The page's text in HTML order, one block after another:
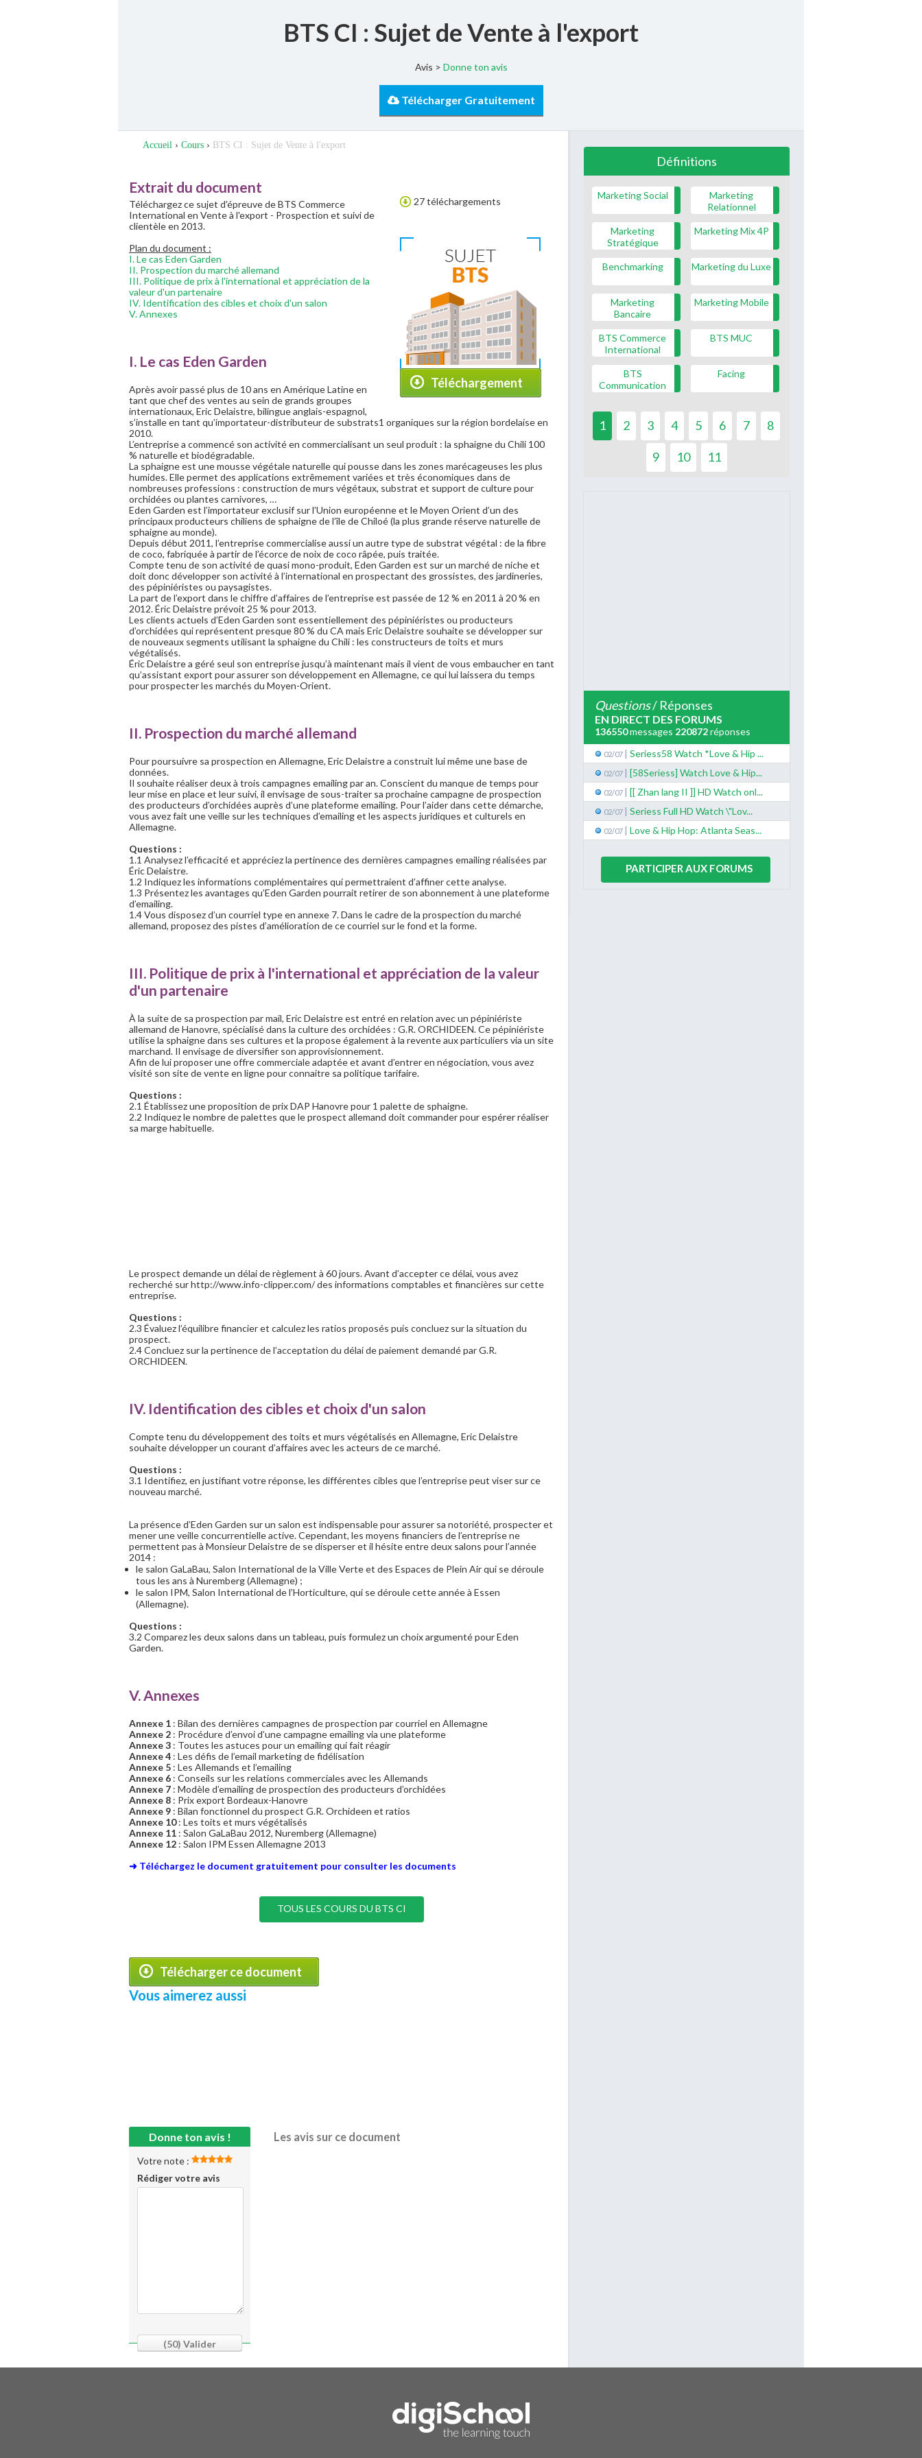
BTS CI : Sujet de Vente à l'export
Avis > Donne ton avis
Télécharger Gratuitement
Accueil › Cours › BTS CI : Sujet de Vente à l'export
Téléchargement
27 téléchargements
Extrait du document
Téléchargez ce sujet d'épreuve de BTS Commerce
International en Vente à l'export - Prospection et suivi de
clientèle en 2013.
Plan du document :
I. Le cas Eden Garden
II. Prospection du marché allemand
III. Politique de prix à l'international et appréciation de la
valeur d'un partenaire
IV. Identification des cibles et choix d'un salon
V. Annexes
I. Le cas Eden Garden
Après avoir passé plus de 10 ans en Amérique Latine en
tant que chef des ventes au sein de grands groupes
internationaux, Eric Delaistre, bilingue anglais-espagnol,
s’installe en tant qu’importateur-distributeur de substrats1 organiques sur la région bordelaise en
2010.
L’entreprise a commencé son activité en commercialisant un seul produit : la sphaigne du Chili 100
% naturelle et biodégradable.
La sphaigne est une mousse végétale naturelle qui pousse dans les zones marécageuses les plus
humides. Elle permet des applications extrêmement variées et très économiques dans de
nombreuses professions : construction de murs végétaux, substrat et support de culture pour
orchidées ou plantes carnivores, …
Eden Garden est l’importateur exclusif sur l’Union européenne et le Moyen Orient d’un des
principaux producteurs chiliens de sphaigne de l’île de Chiloé (la plus grande réserve naturelle de
sphaigne au monde).
Depuis début 2011, l’entreprise commercialise aussi un autre type de substrat végétal : de la fibre
de coco, fabriquée à partir de l’écorce de noix de coco râpée, puis traitée.
Compte tenu de son activité de quasi mono-produit, Eden Garden est sur un marché de niche et
doit donc développer son activité à l’international en prospectant des grossistes, des jardineries,
des pépiniéristes ou paysagistes.
La part de l’export dans le chiffre d’affaires de l’entreprise est passée de 12 % en 2011 à 20 % en
2012. Éric Delaistre prévoit 25 % pour 2013.
Les clients actuels d’Eden Garden sont essentiellement des pépiniéristes ou producteurs
d’orchidées qui représentent presque 80 % du CA mais Eric Delaistre souhaite se développer sur
de nouveaux segments utilisant la sphaigne du Chili : les constructeurs de toits et murs
végétalisés.
Éric Delaistre a géré seul son entreprise jusqu’à maintenant mais il vient de vous embaucher en tant
qu’assistant export pour assurer son développement en Allemagne, ce qui lui laissera du temps
pour prospecter les marchés du Moyen-Orient.
II. Prospection du marché allemand
Pour poursuivre sa prospection en Allemagne, Eric Delaistre a construit lui même une base de
données.
Il souhaite réaliser deux à trois campagnes emailing par an. Conscient du manque de temps pour
leur mise en place et leur suivi, il envisage de sous-traiter sa prochaine campagne de prospection
des producteurs d’orchidées auprès d’une plateforme emailing. Pour l’aider dans cette démarche,
vous avez fait une veille sur les techniques d’emailing et les aspects juridiques et culturels en
Allemagne.
Questions :
1.1 Analysez l’efficacité et appréciez la pertinence des dernières campagnes emailing réalisées par
Éric Delaistre.
1.2 Indiquez les informations complémentaires qui permettraient d’affiner cette analyse.
1.3 Présentez les avantages qu’Eden Garden pourrait retirer de son abonnement à une plateforme
d’emailing.
1.4 Vous disposez d’un courriel type en annexe 7. Dans le cadre de la prospection du marché
allemand, proposez des pistes d’amélioration de ce courriel sur le fond et la forme.
III. Politique de prix à l'international et appréciation de la valeur
d'un partenaire
À la suite de sa prospection par mail, Eric Delaistre est entré en relation avec un pépiniériste
allemand de Hanovre, spécialisé dans la culture des orchidées : G.R. ORCHIDEEN. Ce pépiniériste
utilise la sphaigne dans ses cultures et la propose également à la revente aux particuliers via un site
marchand. Il envisage de diversifier son approvisionnement.
Afin de lui proposer une offre commerciale adaptée et avant d’entrer en négociation, vous avez
visité son site de vente en ligne pour connaitre sa politique tarifaire.
Questions :
2.1 Établissez une proposition de prix DAP Hanovre pour 1 palette de sphaigne.
2.2 Indiquez le nombre de palettes que le prospect allemand doit commander pour espérer réaliser
sa marge habituelle.
Le prospect demande un délai de règlement à 60 jours. Avant d’accepter ce délai, vous avez
recherché sur http://www.info-clipper.com/ des informations comptables et financières sur cette
entreprise.
Questions :
2.3 Évaluez l’équilibre financier et calculez les ratios proposés puis concluez sur la situation du
prospect.
2.4 Concluez sur la pertinence de l’acceptation du délai de paiement demandé par G.R.
ORCHIDEEN.
IV. Identification des cibles et choix d'un salon
Compte tenu du développement des toits et murs végétalisés en Allemagne, Eric Delaistre
souhaite développer un courant d’affaires avec les acteurs de ce marché.
Questions :
3.1 Identifiez, en justifiant votre réponse, les différentes cibles que l’entreprise peut viser sur ce
nouveau marché.
La présence d’Eden Garden sur un salon est indispensable pour assurer sa notoriété, prospecter et
mener une veille concurrentielle active. Cependant, les moyens financiers de l’entreprise ne
permettent pas à Monsieur Delaistre de se disperser et il hésite entre deux salons pour l’année
2014 :
le salon GaLaBau, Salon International de la Ville Verte et des Espaces de Plein Air qui se déroule
tous les ans à Nuremberg (Allemagne) ;
le salon IPM, Salon International de l’Horticulture, qui se déroule cette année à Essen
(Allemagne).
Questions :
3.2 Comparez les deux salons dans un tableau, puis formulez un choix argumenté pour Eden
Garden.
V. Annexes
Annexe 1 : Bilan des dernières campagnes de prospection par courriel en Allemagne
Annexe 2 : Procédure d’envoi d’une campagne emailing via une plateforme
Annexe 3 : Toutes les astuces pour un emailing qui fait réagir
Annexe 4 : Les défis de l’email marketing de fidélisation
Annexe 5 : Les Allemands et l’emailing
Annexe 6 : Conseils sur les relations commerciales avec les Allemands
Annexe 7 : Modèle d’emailing de prospection des producteurs d’orchidées
Annexe 8 : Prix export Bordeaux-Hanovre
Annexe 9 : Bilan fonctionnel du prospect G.R. Orchideen et ratios
Annexe 10: Les toits et murs végétalisés
Annexe 11 : Salon GaLaBau 2012, Nuremberg (Allemagne)
Annexe 12 : Salon IPM Essen Allemagne 2013
➜ Téléchargez le document gratuitement pour consulter les documents
TOUS LES COURS DU BTS CI
Télécharger ce document
Vous aimerez aussi
Donne ton avis !
Votre note :
Rédiger votre avis
(50) Valider
Les avis sur ce document
Définitions
Marketing Social
Marketing
Relationnel
Marketing
Stratégique
Marketing Mix 4P
Benchmarking Marketing du Luxe
Marketing
Bancaire
Marketing Mobile
BTS Commerce
International
BTS MUC
BTS
Communication
Facing
1 2 3 4 5 6 7 8
9 10 11
Questions/ Réponses
EN DIRECT DES FORUMS
136550messages 220872réponses
02/07 | Seriess58 Watch *Love & Hip ...
02/07 | [58Seriess] Watch Love & Hip...
02/07 | [[ Zhan lang II ]] HD Watch onl...
02/07 | Seriess Full HD Watch \"Lov...
02/07 | Love & Hip Hop: Atlanta Seas...
PARTICIPER AUX FORUMS